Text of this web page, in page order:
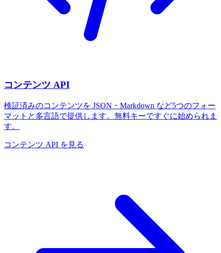
コンテンツ API
検証済みのコンテンツを JSON・Markdown など5つのフォー
マットと多言語で提供します。無料キーですぐに始められま
す。
コンテンツ API を見る